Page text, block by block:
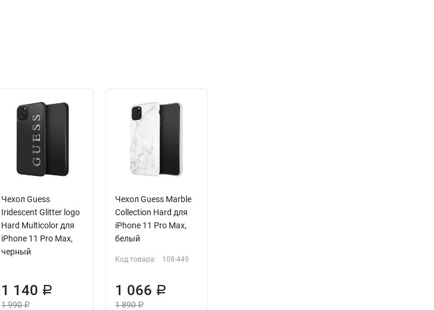
Чехол Guess
Iridescent Glitter logo
Hard Multicolor для
iPhone 11 Pro Max,
черный
1 140 Р
1 990Р
Чехол Guess Marble
Collection Hard для
iPhone 11 Pro Max,
белый
Код товара: 108-449
1 066 Р
1 890Р